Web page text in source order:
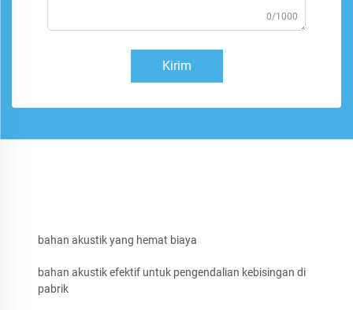
0/1000
Kirim
bahan akustik yang hemat biaya
bahan akustik efektif untuk pengendalian kebisingan di
pabrik